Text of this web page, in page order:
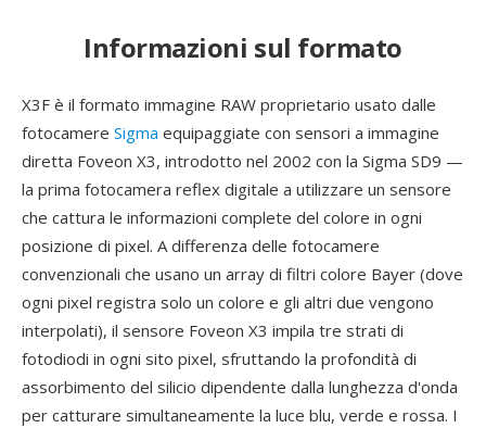
Informazioni sul formato
X3F è il formato immagine RAW proprietario usato dalle
fotocamere Sigma equipaggiate con sensori a immagine
diretta Foveon X3, introdotto nel 2002 con la Sigma SD9 —
la prima fotocamera reflex digitale a utilizzare un sensore
che cattura le informazioni complete del colore in ogni
posizione di pixel. A differenza delle fotocamere
convenzionali che usano un array di filtri colore Bayer (dove
ogni pixel registra solo un colore e gli altri due vengono
interpolati), il sensore Foveon X3 impila tre strati di
fotodiodi in ogni sito pixel, sfruttando la profondità di
assorbimento del silicio dipendente dalla lunghezza d'onda
per catturare simultaneamente la luce blu, verde e rossa. I